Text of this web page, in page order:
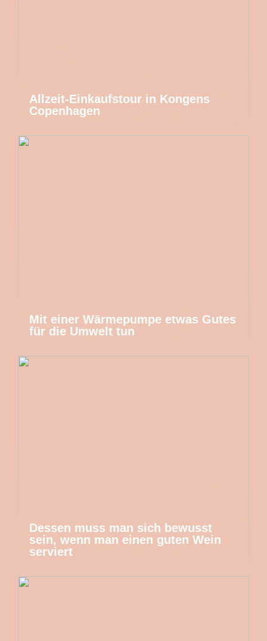
Allzeit-Einkaufstour in Kongens
Copenhagen
Mit einer Wärmepumpe etwas Gutes
für die Umwelt tun
Dessen muss man sich bewusst
sein, wenn man einen guten Wein
serviert